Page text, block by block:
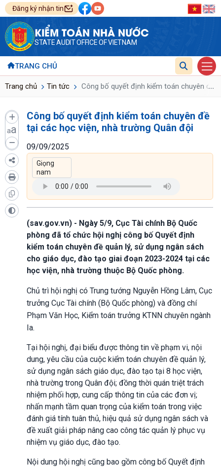
Đăng ký nhận tin
KIỂM TOÁN NHÀ NƯỚC
STATE AUDIT OFFICE OF VIETNAM
TRANG CHỦ
Trang chủ Tin tức Công bố quyết định kiểm toán chuyên đề
...
aa
Công bố quyết định kiểm toán chuyên đề
tại các học viện, nhà trường Quân đội
09/09/2025
(sav.gov.vn) - Ngày 5/9, Cục Tài chính Bộ Quốc
phòng đã tổ chức hội nghị công bố Quyết định
kiểm toán chuyên đề quản lý, sử dụng ngân sách
cho giáo dục, đào tạo giai đoạn 2023-2024 tại các
học viện, nhà trường thuộc Bộ Quốc phòng.
Chủ trì hội nghị có Trung tướng Nguyễn Hồng Lâm, Cục
trưởng Cục Tài chính (Bộ Quốc phòng) và đồng chí
Phạm Văn Học, Kiểm toán trưởng KTNN chuyên ngành
Ia.
Tại hội nghị, đại biểu được thông tin về phạm vi, nội
dung, yêu cầu của cuộc kiểm toán chuyên đề quản lý,
sử dụng ngân sách giáo dục, đào tạo tại 8 học viện,
nhà trường trong Quân đội; đồng thời quán triệt trách
nhiệm phối hợp, cung cấp thông tin của các đơn vị;
nhấn mạnh tầm quan trọng của kiểm toán trong việc
đánh giá tính tuân thủ, hiệu quả sử dụng ngân sách và
đề xuất giải pháp nâng cao công tác quản lý phục vụ
nhiệm vụ giáo dục, đào tạo.
Nội dung hội nghị cũng bao gồm công bố Quyết định